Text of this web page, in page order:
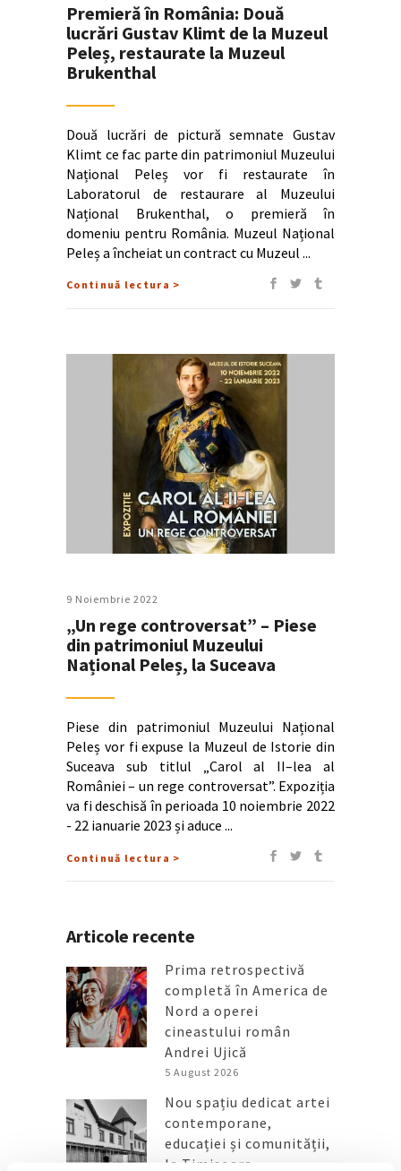
Premieră în România: Două
lucrări Gustav Klimt de la Muzeul
Peleș, restaurate la Muzeul
Brukenthal
Două lucrări de pictură semnate Gustav
Klimt ce fac parte din patrimoniul Muzeului
Național Peleș vor fi restaurate în
Laboratorul de restaurare al Muzeului
Național Brukenthal, o premieră în
domeniu pentru România. Muzeul Național
Peleș a încheiat un contract cu Muzeul
Continuă lectura >
9 Noiembrie 2022
„Un rege controversat” – Piese
din patrimoniul Muzeului
Național Peleș, la Suceava
Piese din patrimoniul Muzeului Național
Peleș vor fi expuse la Muzeul de Istorie din
Suceava sub titlul „Carol al II–lea al
României – un rege controversat”. Expoziția
va fi deschisă în perioada 10 noiembrie 2022
- 22 ianuarie 2023 și aduce
Continuă lectura >
Articole recente
Prima retrospectivă
completă în America de
Nord a operei
cineastului român
Andrei Ujică
5 August 2026
Nou spațiu dedicat artei
contemporane,
educației și comunității,
la Timișoara